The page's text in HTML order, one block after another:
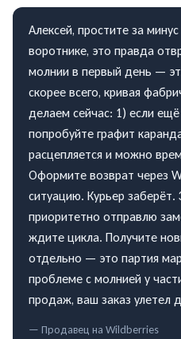
Алексей, простите за
воротнике, это правда
молнии в первый день —
скорее всего, кривая
делаем сейчас: 1) если
попробуйте графит
расцепляется и можно
Оформите возврат через
ситуацию. Курьер
приоритетно отправлю
ждите цикла. Получите
отдельно — это партия
проблеме с молнией у
продаж, ваш заказ улетел
— Продавец на Wildberries